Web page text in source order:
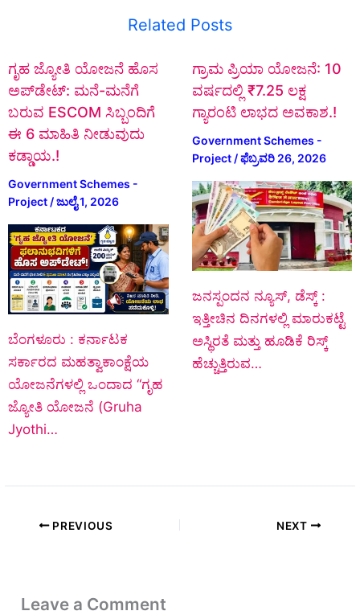
Related Posts
ಗೃಹ ಜ್ಯೋತಿ ಯೋಜನೆ ಹೊಸ
ಅಪ್‌ಡೇಟ್: ಮನೆ-ಮನೆಗೆ
ಬರುವ ESCOM ಸಿಬ್ಬಂದಿಗೆ
ಈ 6 ಮಾಹಿತಿ ನೀಡುವುದು
ಕಡ್ಡಾಯ.!
Government Schemes -
Project /ಜುಲೈ 1, 2026
ಬೆಂಗಳೂರು : ಕರ್ನಾಟಕ
ಸರ್ಕಾರದ ಮಹತ್ವಾಕಾಂಕ್ಷೆಯ
ಯೋಜನೆಗಳಲ್ಲಿ ಒಂದಾದ “ಗೃಹ
ಜ್ಯೋತಿ ಯೋಜನೆ (Gruha
Jyothi…
ಗ್ರಾಮ ಪ್ರಿಯಾ ಯೋಜನೆ: 10
ವರ್ಷದಲ್ಲಿ ₹7.25 ಲಕ್ಷ
ಗ್ಯಾರಂಟಿ ಲಾಭದ ಅವಕಾಶ.!
Government Schemes -
Project/ಫೆಬ್ರವರಿ 26, 2026
ಜನಸ್ಪಂದನ ನ್ಯೂಸ್‌, ಡೆಸ್ಕ್‌ :
ಇತ್ತೀಚಿನ ದಿನಗಳಲ್ಲಿ ಮಾರುಕಟ್ಟೆ
ಅಸ್ಥಿರತೆ ಮತ್ತು ಹೂಡಿಕೆ ರಿಸ್ಕ್
ಹೆಚ್ಚುತ್ತಿರುವ…
PREVIOUS NEXT
Leave a Comment